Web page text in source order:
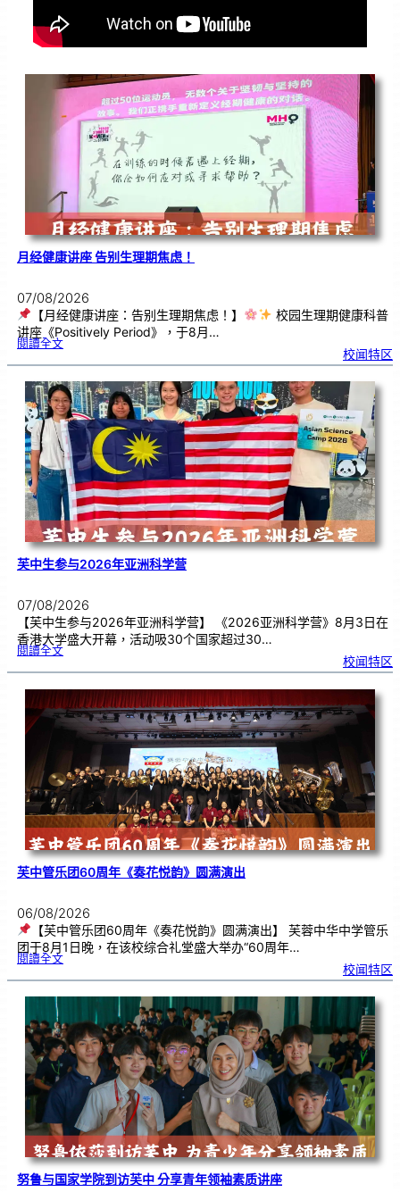
月经健康讲座 告别生理期焦虑！
07/08/2026
【月经健康讲座：告别生理期焦虑！】
校园生理期健康科普
讲座《Positively Period》，于8月…
閱讀全文:月
康
座
告
别
生
理
期
焦
虑
！
校闻特区
芙中生参与2026年亚洲科学营
07/08/2026
【芙中生参与2026年亚洲科学营】 《2026亚洲科学营》8月3日在
香港大学盛大开幕，活动吸30个国家超过30…
閱讀全文:芙
生
参
2
0
2
6
年
亚
洲科
校闻特区
芙中管乐团60周年《奏花悦韵》圆满演出
06/08/2026
【芙中管乐团60周年《奏花悦韵》圆满演出】 芙蓉中华中学管乐
团于8月1日晚，在该校综合礼堂盛大举办“60周年…
閱讀全文:芙
乐
6
0
《
奏
花
悦
韵
》
圆
满
演
出
校闻特区
努鲁与国家学院到访芙中 分享青年领袖素质讲座